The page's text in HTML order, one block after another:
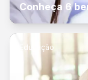
Conheça 6
Educação